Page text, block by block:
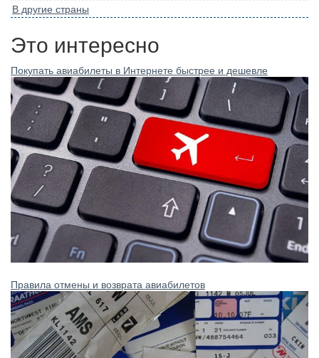
В другие страны
Это интересно
Покупать авиабилеты в Интернете быстрее и дешевле
Правила отмены и возврата авиабилетов